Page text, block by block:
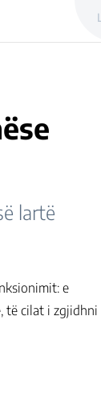
lartë
e
të cilat i zgjidhni